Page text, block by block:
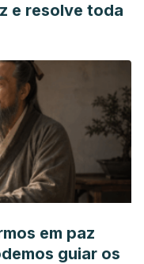
e resolve toda
em paz
guiar os